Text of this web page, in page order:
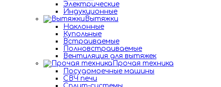
Электрические
Индукционные
Вытяжки
Наклонные
Купольные
Встраиваемые
Полновстраиваемые
Вентиляция для вытяжек
Прочая техника
Посудомоечные машины
СВЧ печи